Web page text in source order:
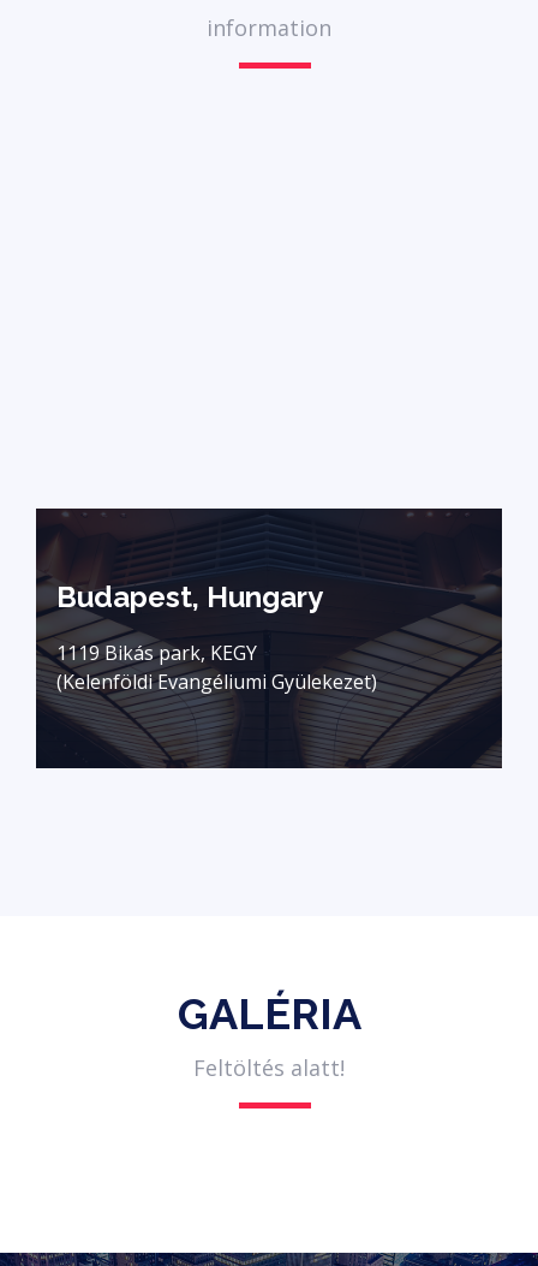
information
Budapest, Hungary
1119 Bikás park, KEGY
(Kelenföldi Evangéliumi Gyülekezet)
GALÉRIA
Feltöltés alatt!